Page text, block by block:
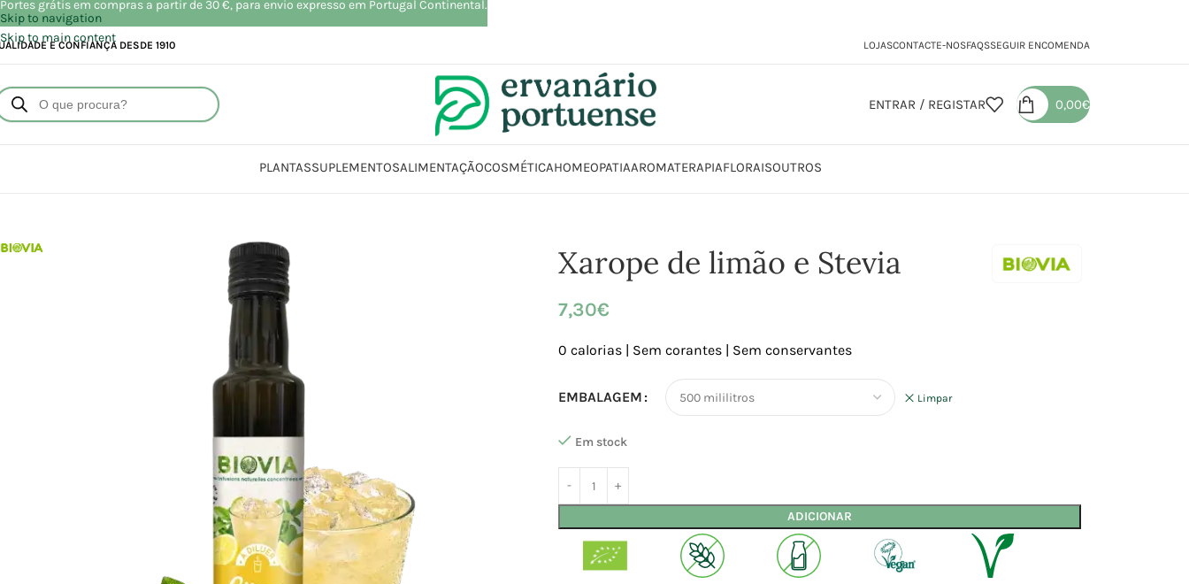
Skip to navigation
Skip to main content
E CONFIANÇA DESDE 1910 LOJASCONTACTE-NOSFAQSSEGUIR ENCOMENDA
ENTRAR / REGISTAR 0,00€
PLANTASSUPLEMENTOSALIMENTAÇÃOCOSMÉTICAHOMEOPATIAAROMATERAPIAFLORAISOUTROS
Xarope de limão e Stevia
7,30€
0 calorias | Sem corantes | Sem conservantes
EMBALAGEM Limpar
Em stock
ADICIONAR
Portes grátis em compras a partir de 30 €, para envio expresso em Portugal Continental.